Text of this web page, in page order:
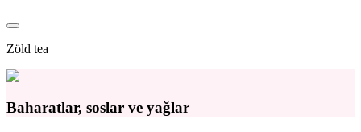
Zöld tea
Baharatlar, soslar ve yağlar